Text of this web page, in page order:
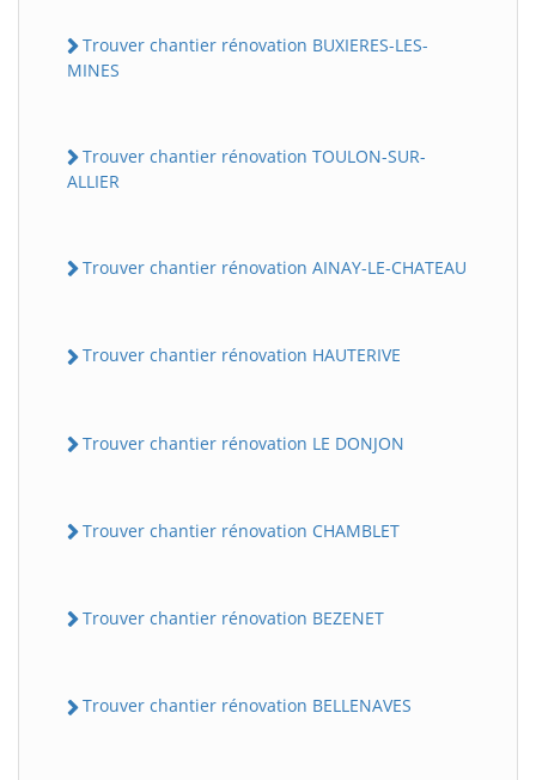
Trouver chantier rénovation BUXIERES-LES-
MINES
Trouver chantier rénovation TOULON-SUR-
ALLIER
Trouver chantier rénovation AINAY-LE-CHATEAU
Trouver chantier rénovation HAUTERIVE
Trouver chantier rénovation LE DONJON
Trouver chantier rénovation CHAMBLET
Trouver chantier rénovation BEZENET
Trouver chantier rénovation BELLENAVES